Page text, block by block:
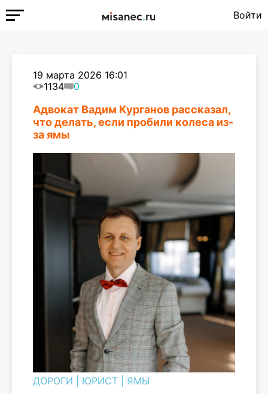
Войти
19 марта 2026 16:01
1134
0
Адвокат Вадим Курганов рассказал,
что делать, если пробили колеса из-
за ямы
ДОРОГИ ЮРИСТ ЯМЫ